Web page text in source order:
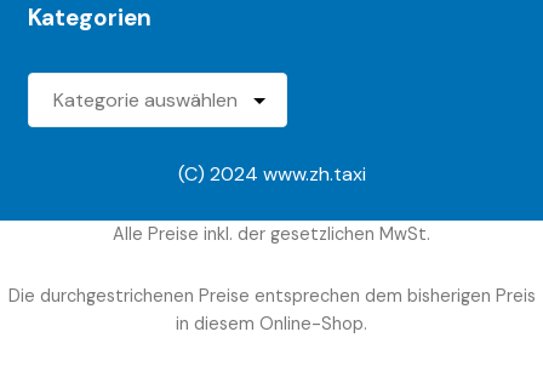
Kategorien
(C) 2024 www.zh.taxi
Alle Preise inkl. der gesetzlichen MwSt.
Die durchgestrichenen Preise entsprechen dem bisherigen Preis
in diesem Online-Shop.